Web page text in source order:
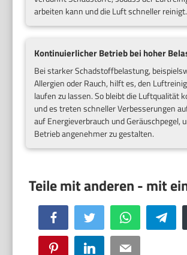
arbeiten kann und die Luft schneller reinigt.
Kontinuierlicher Betrieb bei hoher
Bei starker Schadstoffbelastung,
Allergien oder Rauch, hilft es, den
laufen zu lassen. So bleibt die Luftqualität
und es treten schneller Verbesserungen
auf Energieverbrauch und Geräuschpegel,
Betrieb angenehmer zu gestalten.
Facebook Twitter WhatsApp
Pinterest LinkedIn Email